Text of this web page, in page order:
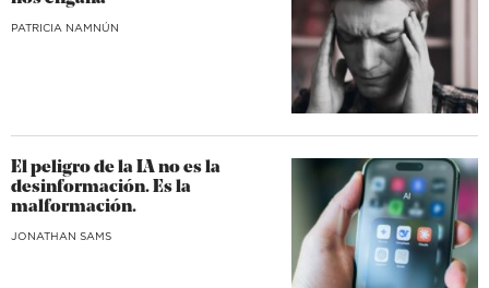
​PATRICIA NAMNÚN
El peligro de la IA no es la
desinformación. Es la
malformación.
JONATHAN SAMS